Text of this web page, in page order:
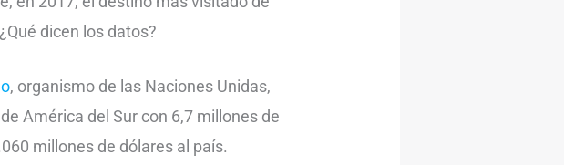
dicen los datos?
, organismo de las Naciones Unidas,
América del Sur con 6,7 millones de
millones de dólares al país.